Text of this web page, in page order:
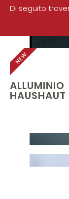
Di seguito
NEW
ALLUMINIO
HAUSHAUT